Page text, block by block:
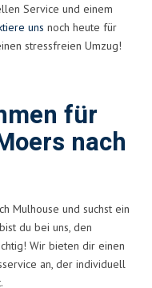
Service und einem
uns noch heute für
stressfreien Umzug!
für
nach
Mulhouse und suchst ein
du bei uns, den
Wir bieten dir einen
an, der individuell